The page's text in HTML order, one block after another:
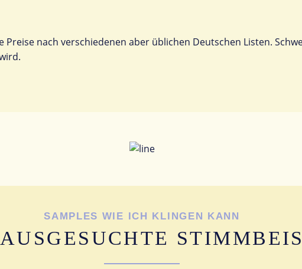
Preise nach verschiedenen aber üblichen Deutschen Listen.
SAMPLES WIE ICH KLINGEN KANN